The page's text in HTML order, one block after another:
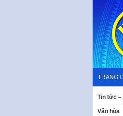
content
TRANG
Tin tức –
Văn hóa